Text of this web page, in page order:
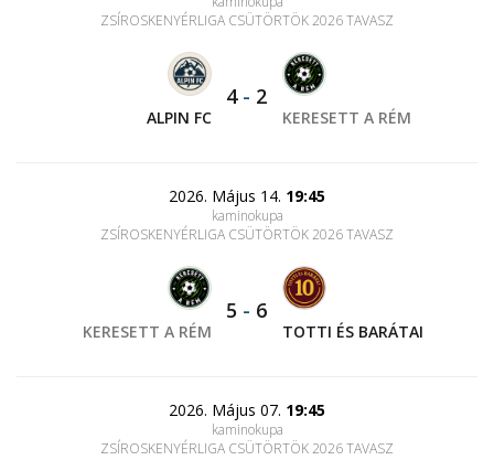
ZSÍROSKENYÉRLIGA CSÜTÖRTÖK 2026 TAVASZ
ALPIN FC
4- 2
KERESETT A RÉM
2026. Május 14. 19:45
kaminokupa
ZSÍROSKENYÉRLIGA CSÜTÖRTÖK 2026 TAVASZ
KERESETT A RÉM
5 - 6
TOTTI ÉS BARÁTAI
2026. Május 07. 19:45
kaminokupa
ZSÍROSKENYÉRLIGA CSÜTÖRTÖK 2026 TAVASZ